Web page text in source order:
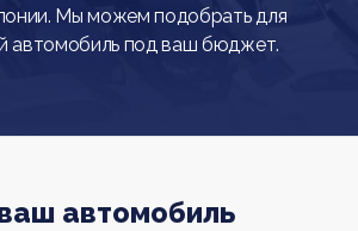
Мы можем подобрать для
автомобиль под ваш бюджет.
автомобиль